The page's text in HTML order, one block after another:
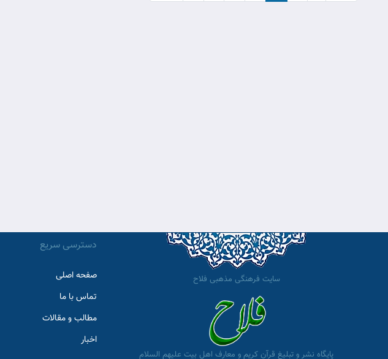
سایت فرهنگی مذهبی فلاح
پایگاه نشر و تبلیغ قرآن کریم و معارف اهل بیت علیهم السلام
دسترسی سریع
صفحه اصلی
تماس با ما
مطالب و مقالات
اخبار